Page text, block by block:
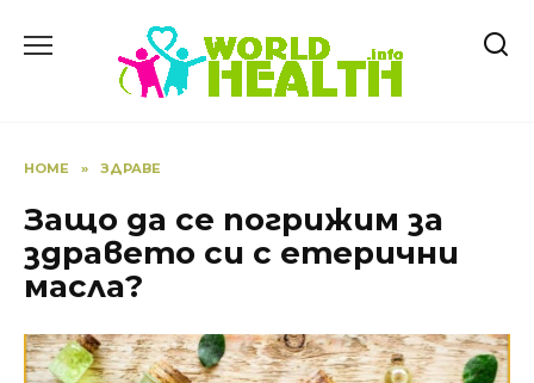
HOME » ЗДРАВЕ
Защо да се погрижим за
здравето си с етерични
масла?